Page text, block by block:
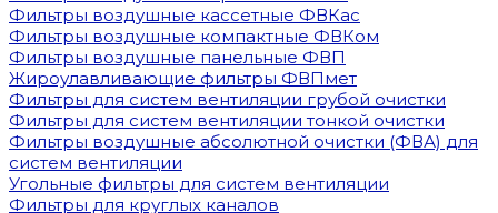
Фильтры воздушные кассетные ФВКас
Фильтры воздушные компактные ФВКом
Фильтры воздушные панельные ФВП
Жироулавливающие фильтры ФВПмет
Фильтры для систем вентиляции грубой очистки
Фильтры для систем вентиляции тонкой очистки
Фильтры воздушные абсолютной очистки (ФВА) для
систем вентиляции
Угольные фильтры для систем вентиляции
Фильтры для круглых каналов